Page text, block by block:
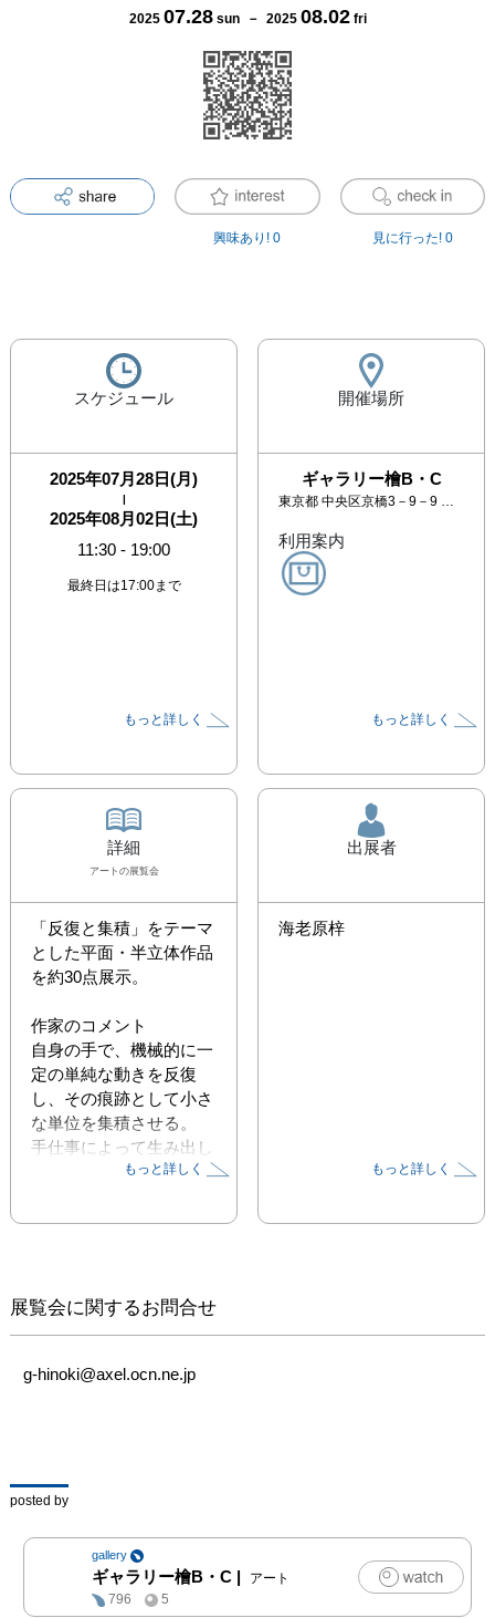
2025 07.28 sun－ 2025 08.02 fri
興味あり! 0 見に行った! 0
スケジュール
2025年07月28日(月)
|
2025年08月02日(土)
11:30 - 19:00
最終日は17:00まで
もっと詳しく
開催場所
ギャラリー檜B・C
東京都 中央区京橋3－9－9 ウインド京橋ビル2F
利用案内
もっと詳しく
詳細
アート の展覧会
「反復と集積」をテーマ
とした平面・半立体作品
を約30点展示。
作家のコメント
自身の手で、機械的に一
定の単純な動きを反復
し、その痕跡として小さ
な単位を集積させる。
手仕事によって生み出し
た単位は、それぞれ類似
異なった形となります。
力を感じ制作を行う中
で、結果として生じる有
機的な粗密やゆらぎを見
もっと詳しく
出展者
海老原梓
もっと詳しく
展覧会に関するお問合せ
g-hinoki@axel.ocn.ne.jp
posted by
gallery
ギャラリー檜B・C |
アート
796
5